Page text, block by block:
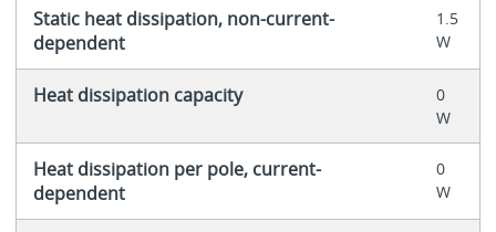
Static heat dissipation, non-current-
dependent
1.5
W
Heat dissipation capacity
0
W
Heat dissipation per pole, current-
dependent
0
W